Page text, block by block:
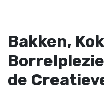
Bakken,
de